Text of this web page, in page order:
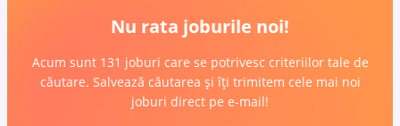
Nu rata joburile noi!
Acum sunt 131 joburi care se potrivesc criteriilor tale de
căutare. Salvează căutarea și îți trimitem cele mai noi
joburi direct pe e-mail!